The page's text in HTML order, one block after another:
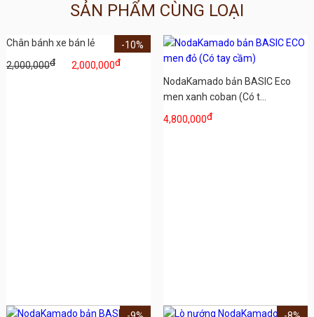
SẢN PHẨM CÙNG LOẠI
Chân bánh xe bán lẻ
2,000,000đ 2,000,000đ
-10%
NodaKamado bản BASIC Eco
men xanh coban (Có t...
4,800,000đ